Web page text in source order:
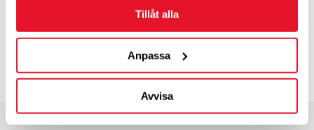
Tillåt alla
Anpassa
Avvisa
Bel.index
Hast.index
KÖP
2 100kr/st
Bredd